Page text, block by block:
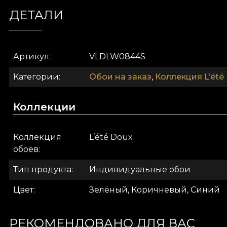
Joie (pistache) идеально подходит в качестве
осуществиться любая мечта.
Как и все наши обои, модель Joie (pistache)
огромного полотна. Наконец, текстура Linen —
ДЕТАЛИ
Артикул VLDLW0844S
Категории Обои на заказ, Коллекция L’été
Коллекции
Коллекция
обоев
L’été Doux
Тип продукта Индивидуальные обои
Цвет Зелёный, Коричневый, Синий
РЕКОМЕНДОВАНО ДЛЯ ВАС